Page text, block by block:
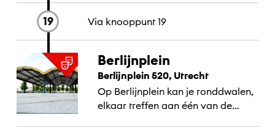
19 Via knooppunt 19
Berlijnplein
Berlijnplein 520, Utrecht
Op Berlijnplein kan je ronddwalen,
elkaar treffen aan één van de